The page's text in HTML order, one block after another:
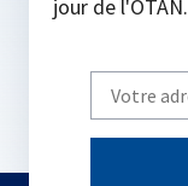
jour de l'OTAN.
Write
your
email